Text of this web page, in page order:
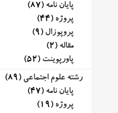
پایان نامه (87)
پروژه (44)
پروپوزال (9)
مقاله (2)
پاورپوینت (52)
رشته علوم اجتماعی (89)
پایان نامه (47)
پروژه (19)